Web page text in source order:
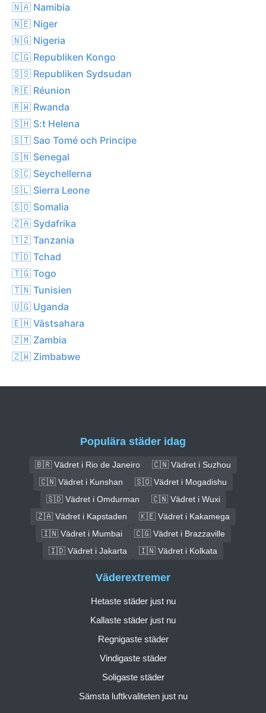
🇳🇦 Namibia
🇳🇪 Niger
🇳🇬 Nigeria
🇨🇬 Republiken Kongo
🇸🇸 Republiken Sydsudan
🇷🇪 Réunion
🇷🇼 Rwanda
🇸🇭 S:t Helena
🇸🇹 Sao Tomé och Principe
🇸🇳 Senegal
🇸🇨 Seychellerna
🇸🇱 Sierra Leone
🇸🇴 Somalia
🇿🇦 Sydafrika
🇹🇿 Tanzania
🇹🇩 Tchad
🇹🇬 Togo
🇹🇳 Tunisien
🇺🇬 Uganda
🇪🇭 Västsahara
🇿🇲 Zambia
🇿🇼 Zimbabwe
Populära städer idag
🇧🇷 Vädret i Rio de Janeiro
🇨🇳 Vädret i Suzhou
🇨🇳 Vädret i Kunshan
🇸🇴 Vädret i Mogadishu
🇸🇩 Vädret i Omdurman
🇨🇳 Vädret i Wuxi
🇿🇦 Vädret i Kapstaden
🇰🇪 Vädret i Kakamega
🇮🇳 Vädret i Mumbai
🇨🇬 Vädret i Brazzaville
🇮🇩 Vädret i Jakarta
🇮🇳 Vädret i Kolkata
Väderextremer
Hetaste städer just nu
Kallaste städer just nu
Regnigaste städer
Vindigaste städer
Soligaste städer
Sämsta luftkvaliteten just nu